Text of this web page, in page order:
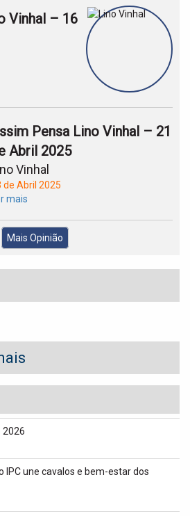
Vinhal – 16
Pensa Lino Vinhal – 21
Abril 2025
Vinhal
de Abril 2025
mais
Mais Opinião
2026
IPC une cavalos e bem-estar dos